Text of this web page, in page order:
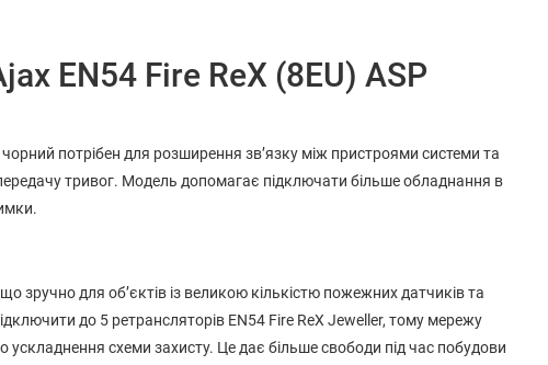
EN54 Fire ReX (8EU) ASP
потрібен для розширення зв’язку між пристроями системи та
тривог. Модель допомагає підключати більше обладнання в
зручно для об’єктів із великою кількістю пожежних датчиків та
до 5 ретрансляторів EN54 Fire ReX Jeweller, тому мережу
схеми захисту. Це дає більше свободи під час побудови